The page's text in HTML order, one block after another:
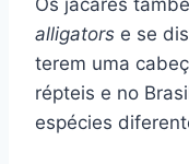
Os jacarés
alligators e se
terem uma
répteis e no
espécies